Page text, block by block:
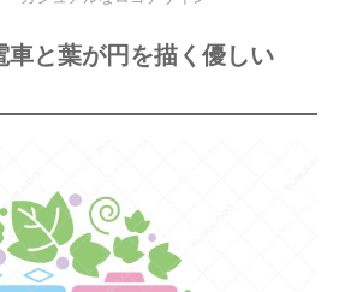
車と葉が円を描く優しい